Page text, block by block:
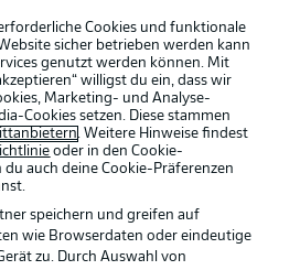
Cookies und funktionale
sicher betrieben werden kann
genutzt werden können. Mit
willigst du ein, dass wir
Marketing- und Analyse-
Cookies setzen. Diese stammen
. Weitere Hinweise findest
oder in den Cookie-
du auch deine Cookie-Präferenzen
speichern und greifen auf
wie Browserdaten oder eindeutige
zu. Durch Auswahl von